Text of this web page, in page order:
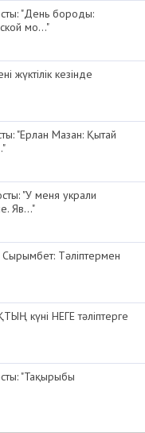
"День бороды:
мо..."
жүктілік кезінде
"Ерлан Мазан: Қытай
"У меня украли
Яв..."
Тәліптермен
күні НЕГЕ тәліптерге
"Тақырыбы